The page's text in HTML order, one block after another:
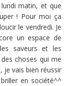
matin, et que
! Pour moi ça
le vendredi. Je
un espace de
saveurs et les
choses qui me
je vais bien réussir
en société^^